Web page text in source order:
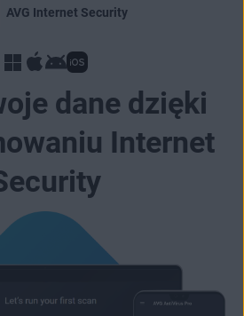
AVG Internet Security
dane dzięki
Internet